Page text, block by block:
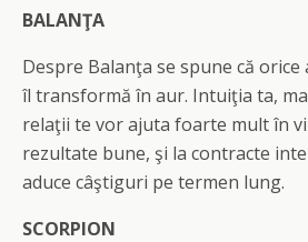
BALANŢA
Despre Balanţa se spune că
îl transformă în aur. Intuiţia ta,
relaţii te vor ajuta foarte mult în
rezultate bune, şi la contracte
aduce câştiguri pe termen lung.
SCORPION